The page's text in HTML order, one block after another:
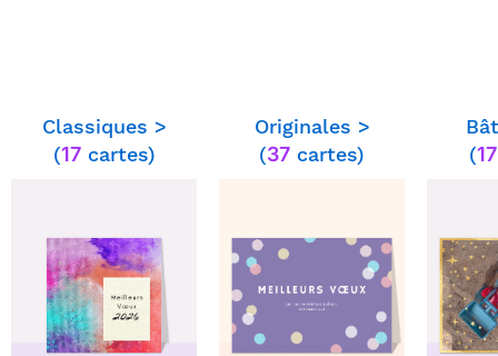
⭐⭐⭐⭐ le 08/10/12 : La partie sombre est un
peu sombre mais l'ensemble très
équilibré et de grande simplicité
Classiques >
(17cartes)
Originales >
(37 cartes)
(17